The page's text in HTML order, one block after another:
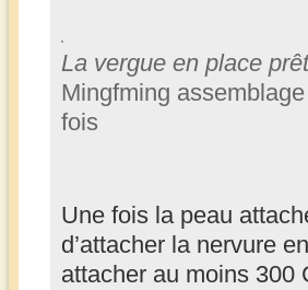
La vergue en place
Mingfming
fois
Une fois la peau
d’attacher la nervure
attacher au moins 300